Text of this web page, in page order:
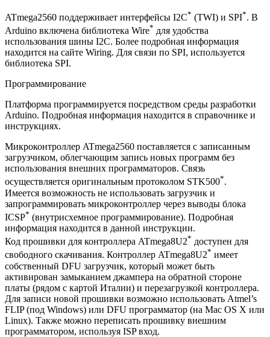
ATmega2560 поддерживает интерфейсы I2C* (TWI) и SPI*. В
Arduino включена библиотека Wire* для удобства
использования шины I2C. Более подробная информация
находится на сайте Wiring. Для связи по SPI, используется
библиотека SPI.
Программирование
Платформа программируется посредством среды разработки
Arduino. Подробная информация находится в справочнике и
инструкциях.
Микроконтроллер ATmega2560 поставляется с записанным
загрузчиком, облегчающим запись новых программ без
использования внешних программаторов. Связь
осуществляется оригинальным протоколом STK500*.
Имеется возможность не использовать загрузчик и
запрограммировать микроконтроллер через выводы блока
ICSP* (внутрисхемное программирование). Подробная
информация находится в данной инструкции.
Код прошивки для контроллера ATmega8U2* доступен для
свободного скачивания. Контроллер ATmega8U2* имеет
собственный DFU загрузчик, который может быть
активирован замыканием джампера на обратной стороне
платы (рядом с картой Италии) и перезагрузкой контроллера.
Для записи новой прошивки возможно использовать Atmel’s
FLIP (под Windows) или DFU программатор (на Mac OS X или
Linux). Также можно переписать прошивку внешним
программатором, используя ISP вход.